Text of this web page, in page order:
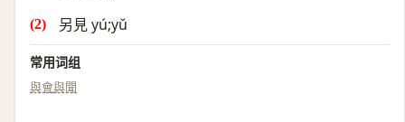
另見 yú;yǔ
常用词组
與會與聞